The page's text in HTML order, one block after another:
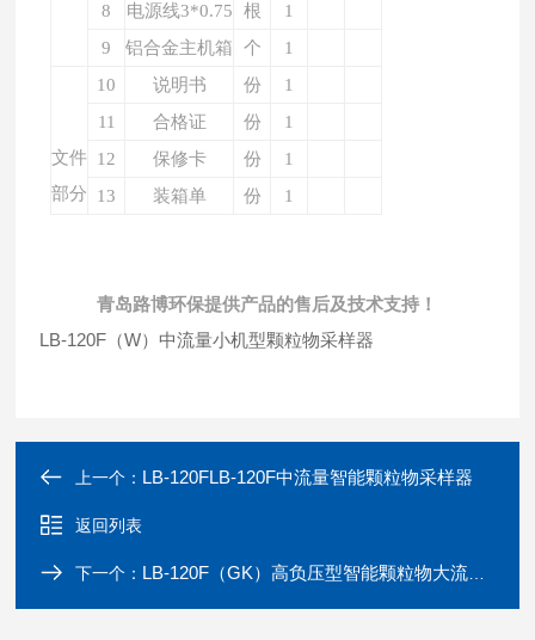
8
电源线3*0.75 根
1
9
铝合金主机箱 个 1
文件
部分
10 说明书 份
1
11
合格证 份
1
12
保修卡 份
1
13
装箱单 份 1
青岛路博环保提供产品的售后及技术支持！
LB-120F（W）中流量小机型颗粒物采样器
上一个： LB-120FLB-120F中流量智能颗粒物采样器
返回列表
下一个： LB-120F（GK）高负压型智能颗粒物大流量采样器